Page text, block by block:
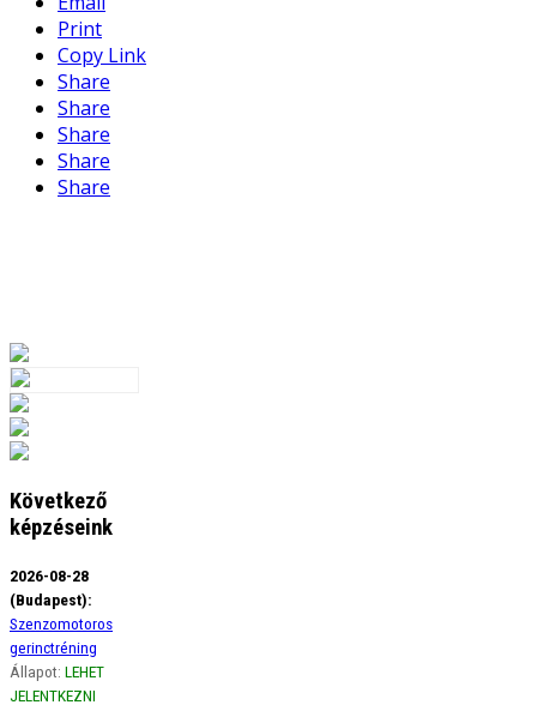
Print
Copy Link
Share
Share
Share
Share
Share
Következő
képzéseink
2026-08-28
(Budapest):
Szenzomotoros
gerinctréning
Állapot: LEHET
JELENTKEZNI